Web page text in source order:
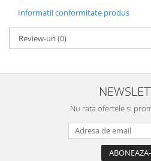
Informatii conformitate produs
Review-uri(0)
Nu rata ofertele si